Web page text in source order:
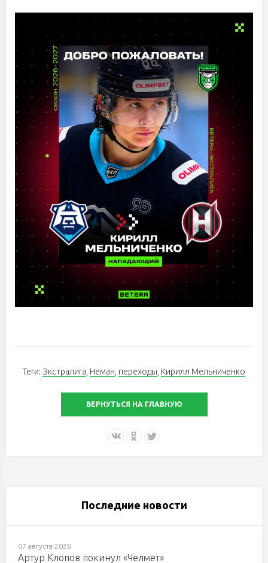
Теги: Экстралига, Неман, переходы, Кирилл Мельниченко
ВЕРНУТЬСЯ НА ГЛАВНУЮ
Последние новости
07 августа 2026
Артур Клопов покинул «Челмет»